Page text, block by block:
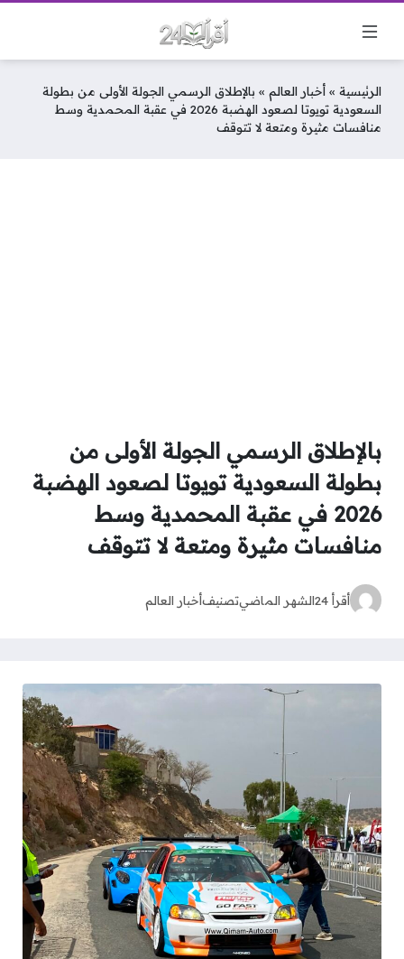
الرئيسية » أخبار العالم » بالإطلاق الرسمي الجولة الأولى من بطولة
السعودية تويوتا لصعود الهضبة 2026 في عقبة المحمدية وسط
منافسات مثيرة ومتعة لا تتوقف
بالإطلاق الرسمي الجولة الأولى من
بطولة السعودية تويوتا لصعود الهضبة
2026 في عقبة المحمدية وسط
منافسات مثيرة ومتعة لا تتوقف
أقرأ 24 الشهر الماضيتصنيفأخبار العالم